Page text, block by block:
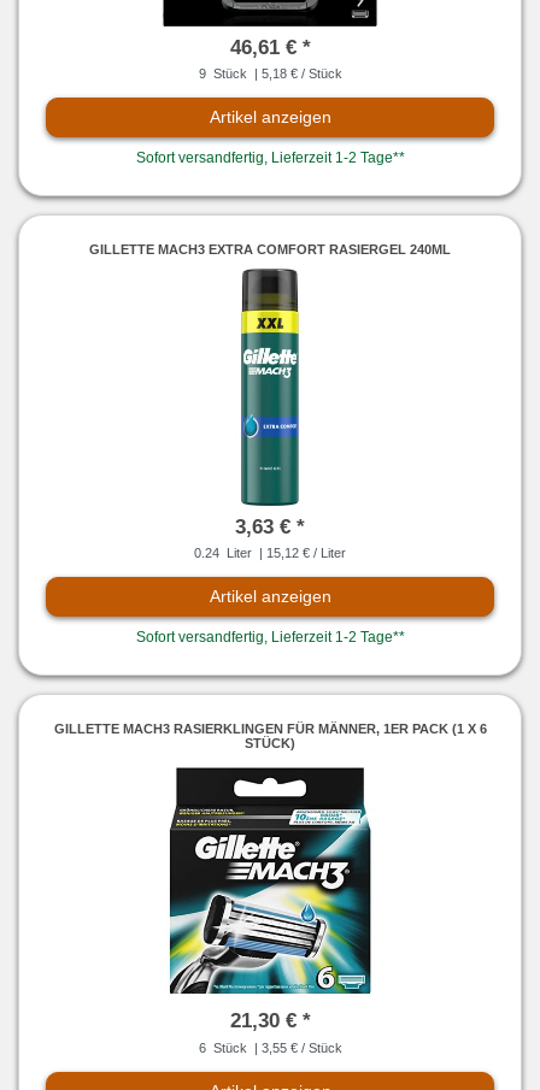
46,61 € *
9 Stück | 5,18 € / Stück
Artikel anzeigen
Sofort versandfertig, Lieferzeit 1-2 Tage**
GILLETTE MACH3 EXTRA COMFORT RASIERGEL 240ML
3,63 € *
0.24 Liter | 15,12 € / Liter
Artikel anzeigen
Sofort versandfertig, Lieferzeit 1-2 Tage**
GILLETTE MACH3 RASIERKLINGEN FÜR MÄNNER, 1ER PACK (1 X 6
STÜCK)
21,30 € *
6 Stück | 3,55 € / Stück